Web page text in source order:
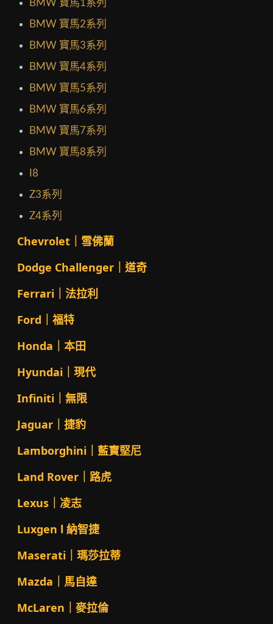
BMW 寶馬1系列
BMW 寶馬2系列
BMW 寶馬3系列
BMW 寶馬4系列
BMW 寶馬5系列
BMW 寶馬6系列
BMW 寶馬7系列
BMW 寶馬8系列
I8
Z3系列
Z4系列
Chevrolet｜雪佛蘭
Dodge Challenger｜道奇
Ferrari｜法拉利
Ford｜福特
Honda｜本田
Hyundai｜現代
Infiniti｜無限
Jaguar｜捷豹
Lamborghini｜藍寶堅尼
Land Rover｜路虎
Lexus｜凌志
Luxgen l 納智捷
Maserati｜瑪莎拉蒂
Mazda｜馬自達
McLaren｜麥拉倫